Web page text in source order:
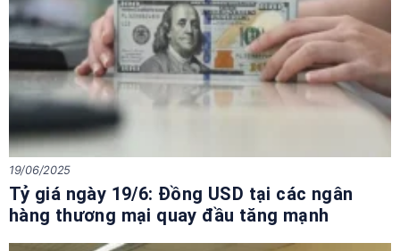
Tỷ giá ngày 19/6: Đồng USD tại các ngân
hàng thương mại quay đầu tăng mạnh
19/06/2025